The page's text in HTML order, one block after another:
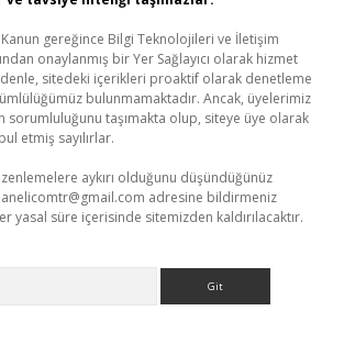
Kanun gereğince Bilgi Teknolojileri ve İletişim
onaylanmış bir Yer Sağlayıcı olarak hizmet
sitedeki içerikleri proaktif olarak denetleme
bulunmamaktadır. Ancak, üyelerimiz
sorumluluğunu taşımakta olup, siteye üye olarak
etmiş sayılırlar.
aykırı olduğunu düşündüğünüz
adresine bildirmeniz
yasal süre içerisinde sitemizden kaldırılacaktır.